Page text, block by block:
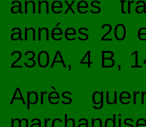
annexes
années 20
230A, 4 B,
Après